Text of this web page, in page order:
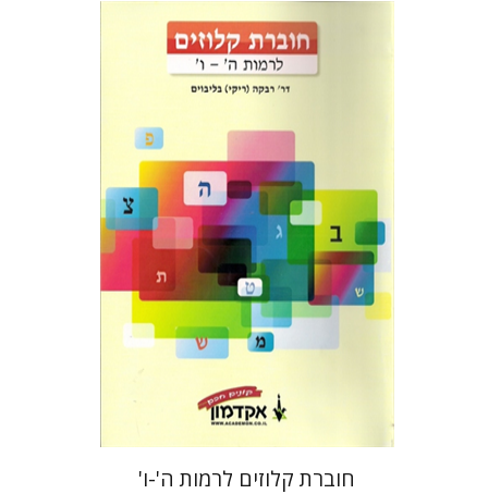
רבקה בליבוים
הנחת אתר ספר מודפס
חוברת קלוזים לרמות ה'-ו'